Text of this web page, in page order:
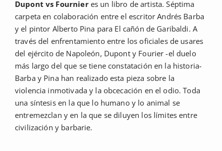
Dupont vs Fournieres un libro de artista. Séptima
carpeta en colaboración entre el escritor Andrés Barba
y el pintor Alberto Pina para El cañón de Garibaldi. A
través del enfrentamiento entre los oficiales de usares
del ejército de Napoleón, Dupont y Fourier -el duelo
más largo del que se tiene constatación en la historia-
Barba y Pina han realizado esta pieza sobre la
violencia inmotivada y la obcecación en el odio. Toda
una síntesis en la que lo humano y lo animal se
entremezclan y en la que se diluyen los límites entre
civilización y barbarie.